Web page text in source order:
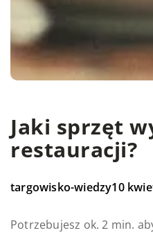
Jaki sprzęt
restauracji?
targowisko-wiedzy10
Potrzebujesz ok. 2 min.